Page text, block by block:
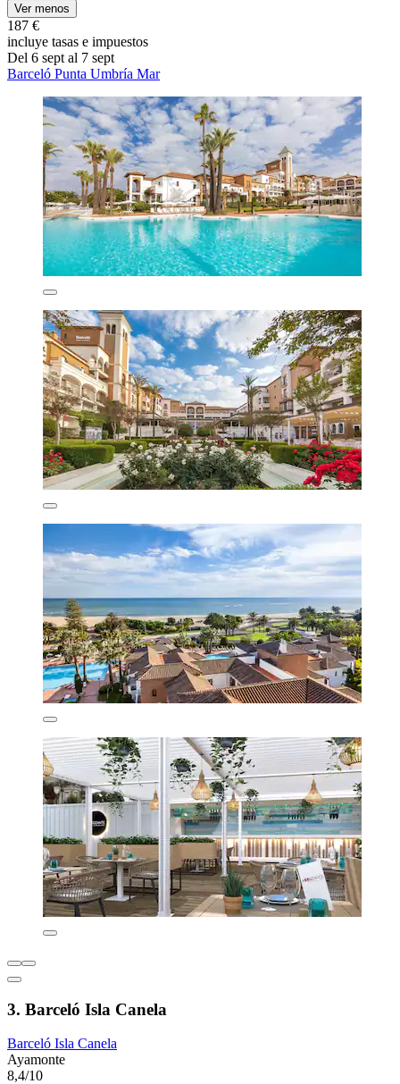
Ver menos
187 €
incluye tasas e impuestos
Del 6 sept al 7 sept
Barceló Punta Umbría Mar
3. Barceló Isla Canela
Barceló Isla Canela
Ayamonte
8,4/10